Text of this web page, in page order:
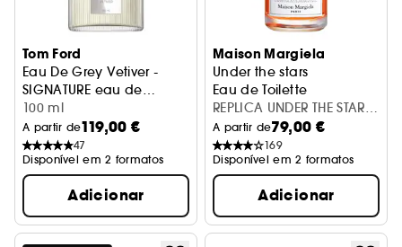
Tom Ford
Eau De Grey Vetiver -
SIGNATURE eau de
toilette
100 ml
A partir de119,00 €
47
Disponível em 2 formatos
Adicionar
Maison Margiela
Under the stars
Eau de Toilette
REPLICA UNDER THE STARS
EDT V30ML
A partir de79,00 €
169
Disponível em 2 formatos
Adicionar